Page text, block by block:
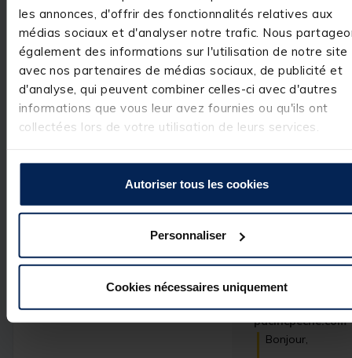
les annonces, d'offrir des fonctionnalités relatives aux
médias sociaux et d'analyser notre trafic. Nous
également des informations sur l'utilisation de notre site
avec nos partenaires de médias sociaux, de publicité et
d'analyse, qui peuvent combiner celles-ci avec d'autres
informations que vous leur avez fournies ou qu'ils ont
collectées lors de votre utilisation de leurs services.
Autoriser tous les cookies
Personnaliser
Cookies nécessaires uniquement
futures
de pêche.
Bien à vous.
pacificpeche
est très confortable
Avis du21/03/2026 , suite
Florent L.
Utile(0) Signaler
Réponse de
pacificpeche.com
Bonjour,